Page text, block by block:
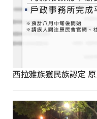
西拉雅族獲民族認定